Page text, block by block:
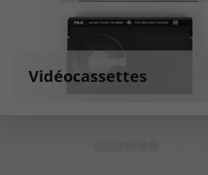
Vidéocassettes